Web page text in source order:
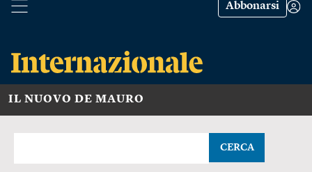
Abbonarsi
IL NUOVO DE MAURO
CERCA